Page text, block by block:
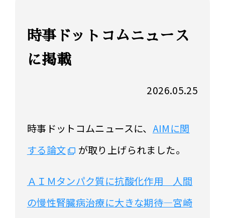
時事ドットコムニュース
に掲載
2026.05.25
時事ドットコムニュースに、 AIMに関
する論文
が取り上げられました。
ＡＩＭタンパク質に抗酸化作用 人間
の慢性腎臓病治療に大きな期待―宮崎